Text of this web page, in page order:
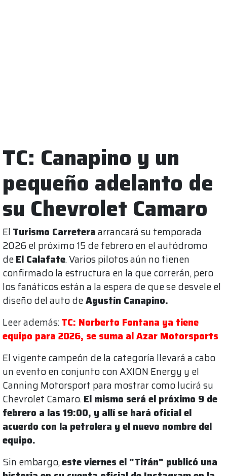
TC: Canapino y un
pequeño adelanto de
su Chevrolet Camaro
El Turismo Carreteraarrancará su temporada
2026 el próximo 15 de febrero en el autódromo
deEl Calafate. Varios pilotos aún no tienen
confirmado la estructura en la que correrán, pero
los fanáticos están a la espera de que se desvele el
diseño del auto deAgustín Canapino.
Leer además:TC: Norberto Fontana ya tiene
equipo para 2026, se suma al Azar Motorsports
El vigente campeón de la categoría llevará a cabo
un evento en conjunto con AXION Energy y el
Canning Motorsport para mostrar como lucirá su
Chevrolet Camaro.El mismo será el próximo 9 de
febrero a las 19:00, y allí se hará oficial el
acuerdo con la petrolera y el nuevo nombre del
equipo.
Sin embargo,este viernes el "Titán" publicó una